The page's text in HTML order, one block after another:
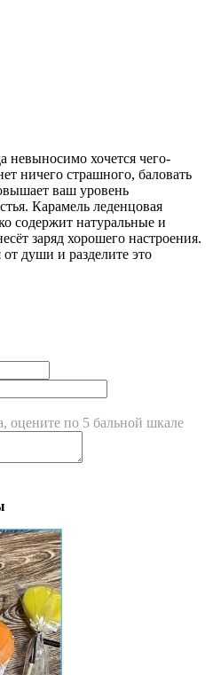
невыносимо хочется чего-
ничего страшного, баловать
ваш уровень
Карамель леденцовая
содержит натуральные и
заряд хорошего настроения.
от души и разделите это
оцените по 5 бальной шкале